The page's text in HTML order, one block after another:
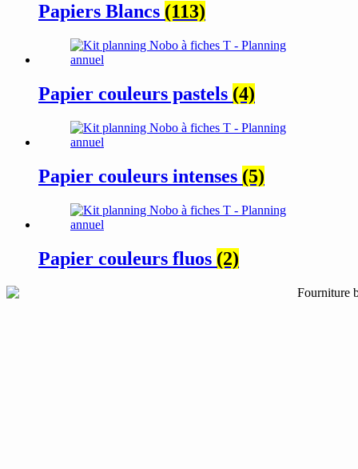
Papiers Blancs (113)
Papier couleurs pastels (4)
Papier couleurs intenses (5)
Papier couleurs fluos (2)